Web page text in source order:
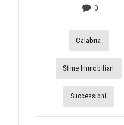
0
Calabria
Stime Immobiliari
Successioni